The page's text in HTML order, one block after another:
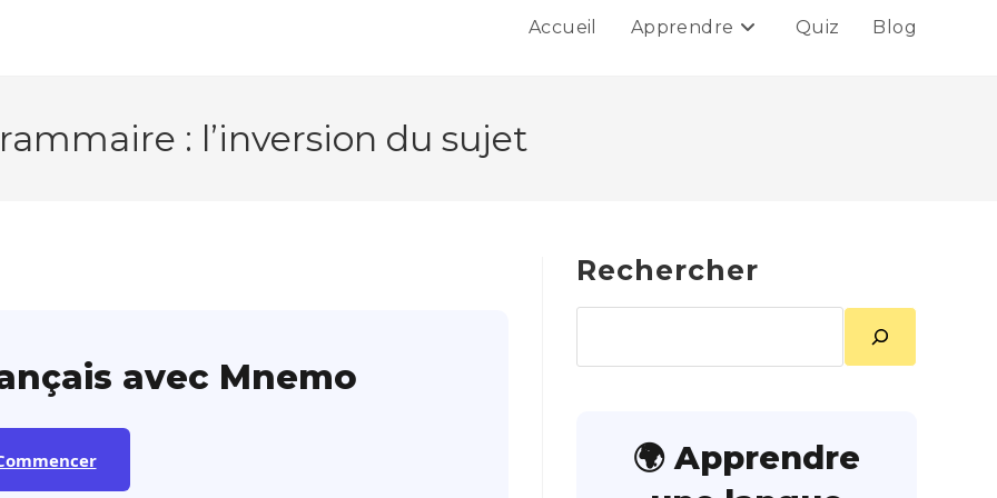
Accueil Apprendre Quiz Blog
: l’inversion du sujet
avec Mnemo
Rechercher
🌍 Apprendre